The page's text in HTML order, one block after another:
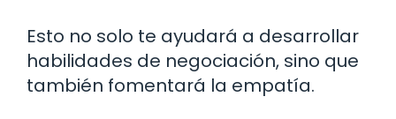
Esto no solo te ayudará a desarrollar
habilidades de negociación, sino que
también fomentará la empatía.